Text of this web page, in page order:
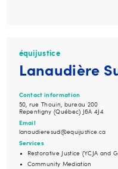
équijustice
Lanaudière
Contact information
50, rue Thouin, bureau 200
Repentigny (Québec) J6A 4J4
Email
lanaudieresud@equijustice.ca
Services
Restorative Justice (YCJA and
Community Mediation